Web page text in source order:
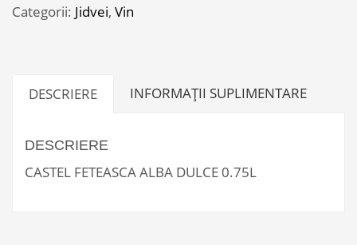
Categorii: Jidvei, Vin
DESCRIERE INFORMAȚII SUPLIMENTARE
DESCRIERE
CASTEL FETEASCA ALBA DULCE 0.75L